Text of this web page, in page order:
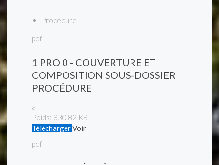
Procédure
pdf
1 PRO 0 - COUVERTURE ET
COMPOSITION SOUS-DOSSIER
PROCÉDURE
a
Poids: 830.82 KB
TéléchargerVoir
pdf